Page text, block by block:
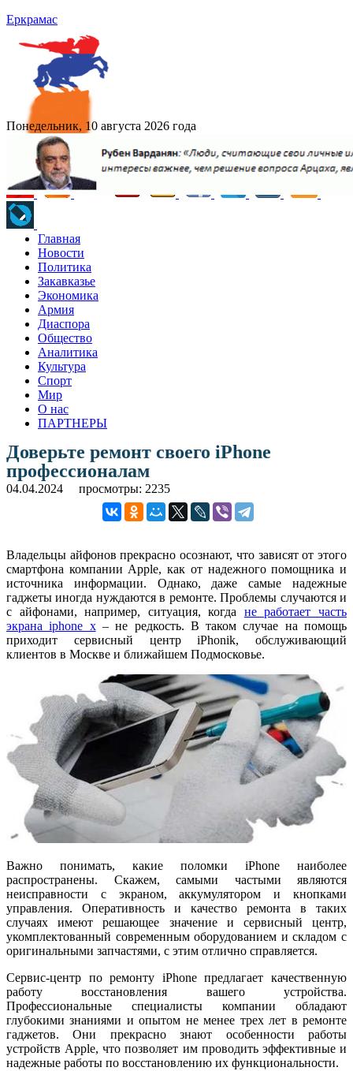
Еркрамас
Понедельник, 10 августа 2026 года
Главная
Новости
Политика
Закавказье
Экономика
Армия
Диаспора
Общество
Аналитика
Культура
Спорт
Мир
О нас
ПАРТНЕРЫ
Доверьте ремонт своего iPhone
профессионалам
04.04.2024 просмотры: 2235
Владельцы айфонов прекрасно осознают, что зависят от этого
смартфона компании Apple, как от надежного помощника и
источника информации. Однако, даже самые надежные
гаджеты иногда нуждаются в ремонте. Проблемы случаются и
с айфонами, например, ситуация, когда не работает часть
экрана iphone x– не редкость. В таком случае на помощь
приходит сервисный центр iPhonik, обслуживающий
клиентов в Москве и ближайшем Подмосковье.
Важно понимать, какие поломки iPhone наиболее
распространены. Скажем, самыми частыми являются
неисправности с экраном, аккумулятором и кнопками
управления. Оперативность и качество ремонта в таких
случаях имеют решающее значение и сервисный центр,
укомплектованный современным оборудованием и складом с
оригинальными запчастями, с этим отлично справляется.
Сервис-центр по ремонту iPhone предлагает качественную
работу восстановления вашего устройства.
Профессиональные специалисты компании обладают
глубокими знаниями и опытом не менее трех лет в ремонте
гаджетов. Они прекрасно знают особенности работы
устройств Apple, что позволяет им проводить эффективные и
надежные работы по восстановлению их функциональности.